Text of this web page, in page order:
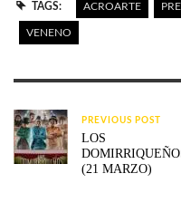
TAGS: ACROARTE
VENENO
PREVIOUS POST
LOS
(21 MARZO)